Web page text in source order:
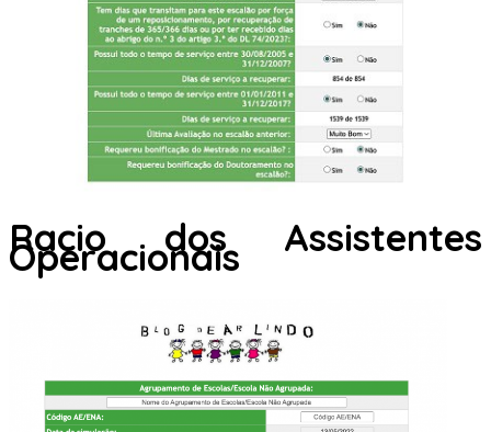
Racio dos Assistentes
Operacionais